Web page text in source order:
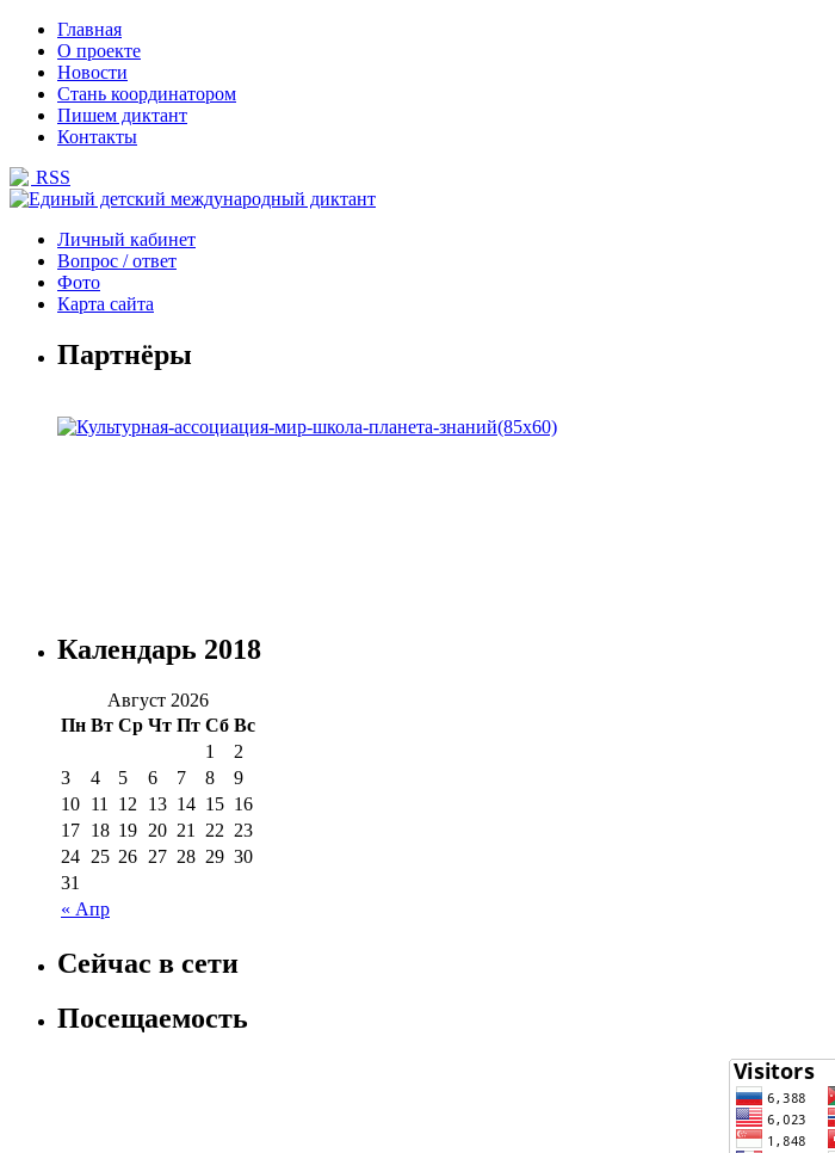
Главная
О проекте
Новости
Стань координатором
Пишем диктант
Контакты
RSS
Личный кабинет
Вопрос / ответ
Фото
Карта сайта
Партнёры
Календарь 2018
Август 2026
Пн Вт Ср Чт Пт Сб Вс
« Апр
1
2
3
4 5 6 7 8
9
10 11 12 13 14 15 16
17 18 19 20 21 22 23
24 25 26 27 28 29 30
31
Сейчас в сети
Посещаемость